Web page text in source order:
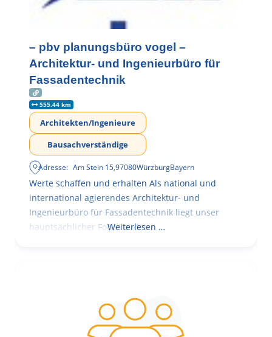
– pbv planungsbüro vogel –
Architektur- und Ingenieurbüro für
Fassadentechnik
555.44 km
Architekten/Ingenieure
Bausachverständige
Adresse: Am Stein 15,97080WürzburgBayern
Werte schaffen und erhalten Als national und
international agierendes Architektur- und
Ingenieurbüro für Fassadentechnik liegt unser
hauptsächlicher Fokus in der
Weiterlesen …